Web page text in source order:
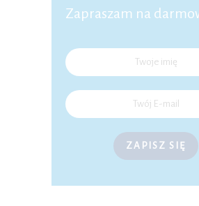
Zapraszam na
ZAPISZ SIĘ